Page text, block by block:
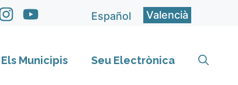
Español Valencià
Els Municipis Seu Electrònica